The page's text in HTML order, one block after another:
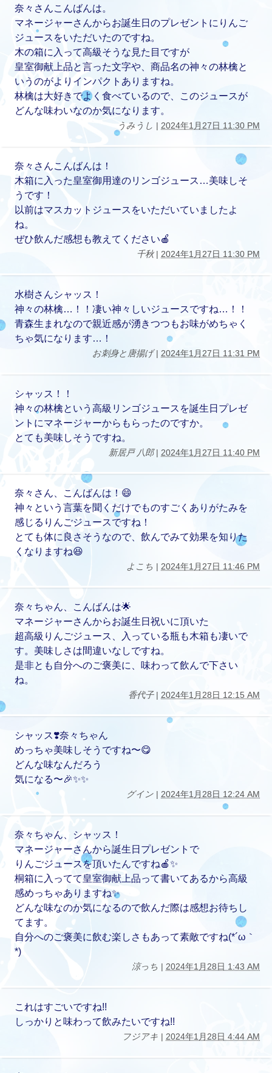
奈々さんこんばんは。
マネージャーさんからお誕生日のプレゼントにりんご
ジュースをいただいたのですね。
木の箱に入って高級そうな見た目ですが
皇室御献上品と言った文字や、商品名の神々の林檎と
いうのがよりインパクトありますね。
林檎は大好きでよく食べているので、このジュースが
どんな味わいなのか気になります。
うみうし | 2024年1月27日 11:30 PM
奈々さんこんばんは！
木箱に入った皇室御用達のリンゴジュース…美味しそ
うです！
以前はマスカットジュースをいただいていましたよ
ね。
ぜひ飲んだ感想も教えてください🍎
千秋| 2024年1月27日 11:30 PM
水樹さんシャッス！
神々の林檎…！！凄い神々しいジュースですね…！！
青森生まれなので親近感が湧きつつもお味がめちゃく
ちゃ気になります…！
お刺身と唐揚げ| 2024年1月27日 11:31 PM
シャッス！！
神々の林檎という高級リンゴジュースを誕生日プレゼ
ントにマネージャーからもらったのですか。
とても美味しそうですね。
新居戸 八郎| 2024年1月27日 11:40 PM
奈々さん、こんばんは！😄
神々という言葉を聞くだけでものすごくありがたみを
感じるりんごジュースですね！
とても体に良さそうなので、飲んでみて効果を知りた
くなりますね😆
よこち | 2024年1月27日 11:46 PM
奈々ちゃん、こんばんは🌟
マネージャーさんからお誕生日祝いに頂いた
超高級りんごジュース、入っている瓶も木箱も凄いで
す。美味しさは間違いなしですね。
是非とも自分へのご褒美に、味わって飲んで下さい
ね。
香代子| 2024年1月28日 12:15 AM
シャッス❣️奈々ちゃん
めっちゃ美味しそうですね〜😋
どんな味なんだろう
気になる〜🎉✨✨
グイン | 2024年1月28日 12:24 AM
奈々ちゃん、シャッス！
マネージャーさんから誕生日プレゼントで
りんごジュースを頂いたんですね🍎✨
桐箱に入ってて皇室御献上品って書いてあるから高級
感めっちゃありますね✨
どんな味なのか気になるので飲んだ際は感想お待ちし
てます。
自分へのご褒美に飲む楽しさもあって素敵ですね(*´ω｀
*)
涼っち | 2024年1月28日 1:43 AM
これはすごいですね!!
しっかりと味わって飲みたいですね!!
フジアキ | 2024年1月28日 4:44 AM